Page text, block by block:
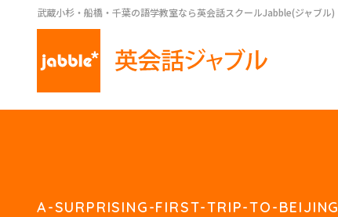
武蔵小杉・船橋・千葉の語学教室なら英会話スクールJabble(ジャブル)
A-SURPRISING-FIRST-TRIP-TO-BEIJING